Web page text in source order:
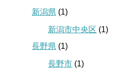
新潟県 (1)
新潟市中央区 (1)
長野県 (1)
長野市 (1)